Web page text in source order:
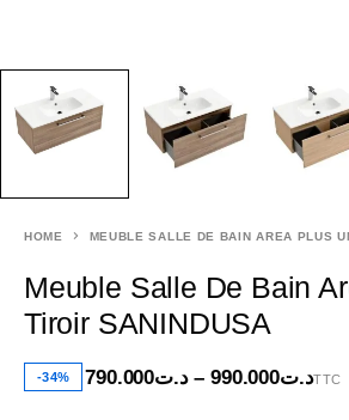
HOME MEUBLE SALLE DE BAIN AREA PLUS
Meuble Salle De Bain
Tiroir SANINDUSA
-34% د.ت790.000 – د.ت990.000 TTC